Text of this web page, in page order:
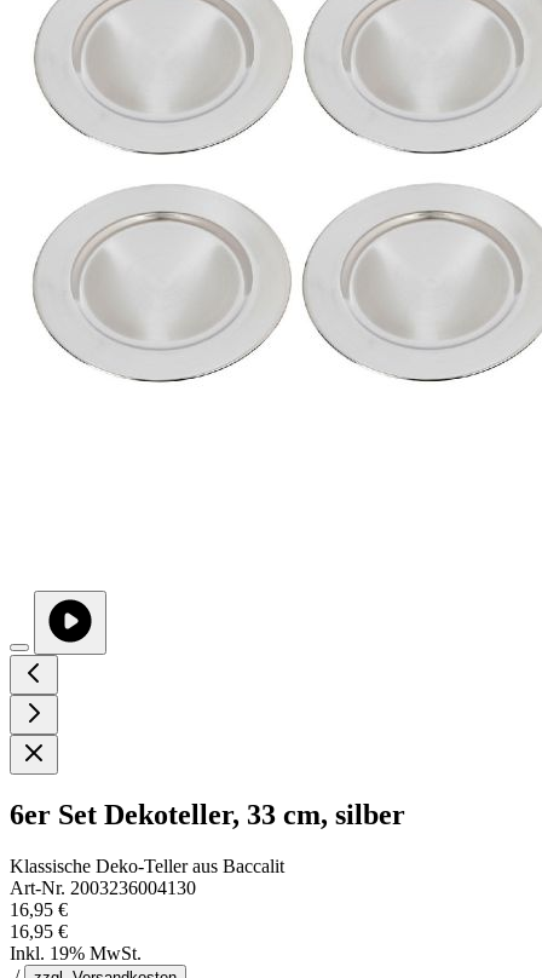
6er Set Dekoteller, 33 cm, silber
Klassische Deko-Teller aus Baccalit
Art-Nr. 2003236004130
16,95 €
16,95 €
Inkl. 19% MwSt.